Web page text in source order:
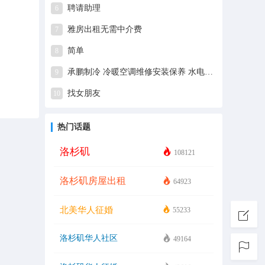
6 聘请助理
7 雅房出租无需中介费
简单
9 承鹏制冷 冷暖空调维修安装保养 水电排气安装
找女朋友
热门话题
洛杉矶 108121
洛杉矶房屋出租 64923
北美华人征婚 55233
洛杉矶华人社区 49164